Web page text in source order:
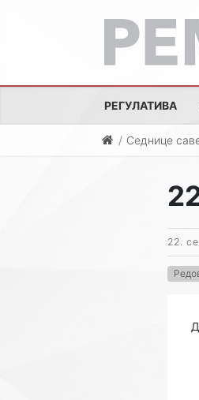
РЕГУЛАТИВА
Седнице
22.